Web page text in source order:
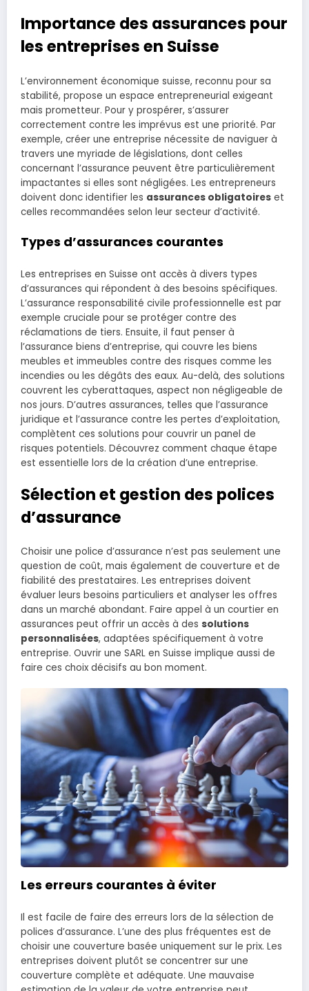
Importance des assurances pour
les entreprises en Suisse
L’environnement économique suisse, reconnu pour sa
stabilité, propose un espace entrepreneurial exigeant
mais prometteur. Pour y prospérer, s’assurer
correctement contre les imprévus est une priorité. Par
exemple, créer une entreprise nécessite de naviguer à
travers une myriade de législations, dont celles
concernant l’assurance peuvent être particulièrement
impactantes si elles sont négligées. Les entrepreneurs
doivent donc identifier les assurances obligatoires et
celles recommandées selon leur secteur d’activité.
Types d’assurances courantes
Les entreprises en Suisse ont accès à divers types
d’assurances qui répondent à des besoins spécifiques.
L’assurance responsabilité civile professionnelle est par
exemple cruciale pour se protéger contre des
réclamations de tiers. Ensuite, il faut penser à
l’assurance biens d’entreprise, qui couvre les biens
meubles et immeubles contre des risques comme les
incendies ou les dégâts des eaux. Au-delà, des solutions
couvrent les cyberattaques, aspect non négligeable de
nos jours. D’autres assurances, telles que l’assurance
juridique et l’assurance contre les pertes d’exploitation,
complètent ces solutions pour couvrir un panel de
risques potentiels. Découvrez comment chaque étape
est essentielle lors de la création d’une entreprise.
Sélection et gestion des polices
d’assurance
Choisir une police d’assurance n’est pas seulement une
question de coût, mais également de couverture et de
fiabilité des prestataires. Les entreprises doivent
évaluer leurs besoins particuliers et analyser les offres
dans un marché abondant. Faire appel à un courtier en
assurances peut offrir un accès à des solutions
personnalisées, adaptées spécifiquement à votre
entreprise. Ouvrir une SARL en Suisse implique aussi de
faire ces choix décisifs au bon moment.
Les erreurs courantes à éviter
Il est facile de faire des erreurs lors de la sélection de
polices d’assurance. L’une des plus fréquentes est de
choisir une couverture basée uniquement sur le prix. Les
entreprises doivent plutôt se concentrer sur une
couverture complète et adéquate. Une mauvaise